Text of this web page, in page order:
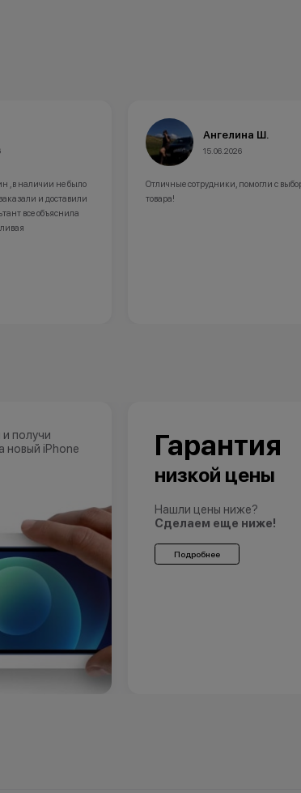
Ш.
с выбором
Рамилия В.
09.06.2026
Купили телефон в этом салоне!Артур
очень вежливый,помог в
получи
новый iPhone Гарантия
низкой цены
Нашли цены ниже?
Сделаем еще ниже!
Подробнее